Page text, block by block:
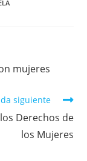
mujeres
siguiente
Derechos de
los Mujeres